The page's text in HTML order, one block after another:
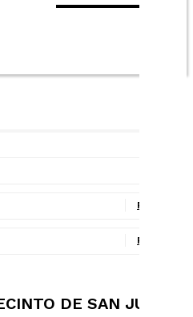
FOLLOW
FOLLOW
DE SAN JUAN